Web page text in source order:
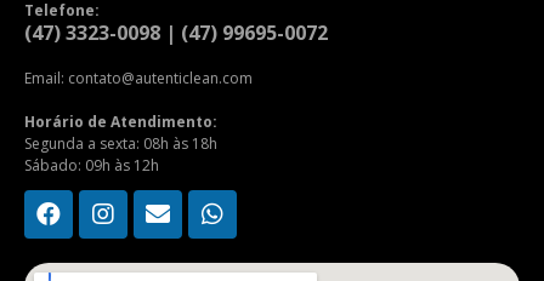
Telefone:
(47) 3323-0098 | (47) 99695-0072
Email: contato@autenticlean.com
Horário de Atendimento:
Segunda a sexta: 08h às 18h
Sábado: 09h às 12h